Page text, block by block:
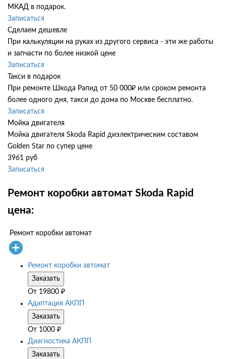
МКАД в подарок.
Записаться
Сделаем дешевле
При калькуляции на руках из другого сервиса - эти же работы
и запчасти по более низкой цене
Записаться
Такси в подарок
При ремонте Шкода Рапид от 50 000₽ или сроком ремонта
более одного дня, такси до дома по Москве бесплатно.
Записаться
Мойка двигателя
Мойка двигателя Skoda Rapid диэлектрическим составом
Golden Star по супер цене
3961 руб
Записаться
Ремонт коробки автомат Skoda Rapid
цена:
Ремонт коробки автомат
Ремонт коробки автомат
Заказать
От 19800 ₽
Адаптация АКПП
Заказать
От 1000 ₽
Диагностика АКПП
Заказать